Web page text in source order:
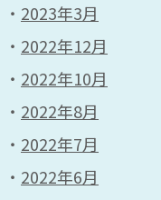
2023年3月
2022年12月
2022年10月
2022年8月
2022年7月
2022年6月